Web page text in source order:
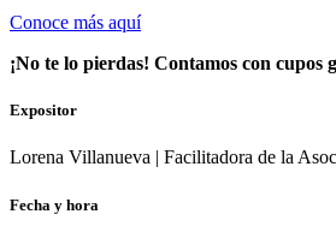
Conoce más aquí
¡No te lo pierdas! Contamos con cupos
Expositor
Lorena Villanueva | Facilitadora de la
Fecha y hora